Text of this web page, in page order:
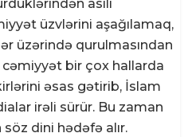
asılı
üzvlərini aşağılamaq,
üzərində qurulmasından
cəmiyyət bir çox hallarda
əsas gətirib, İslam
irəli sürür. Bu zaman
dini hədəfə alır.